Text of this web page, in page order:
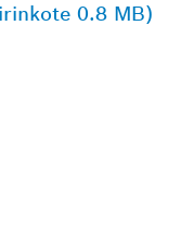
0.8 MB)